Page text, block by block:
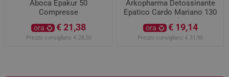
Aboca Epakur 50
Compresse
ora € 21,38
Prezzo consigliato: € 28,50
Arkopharma Detossinante
Epatico Cardo Mariano 130
capsule
ora € 19,14
Prezzo consigliato: € 31,90